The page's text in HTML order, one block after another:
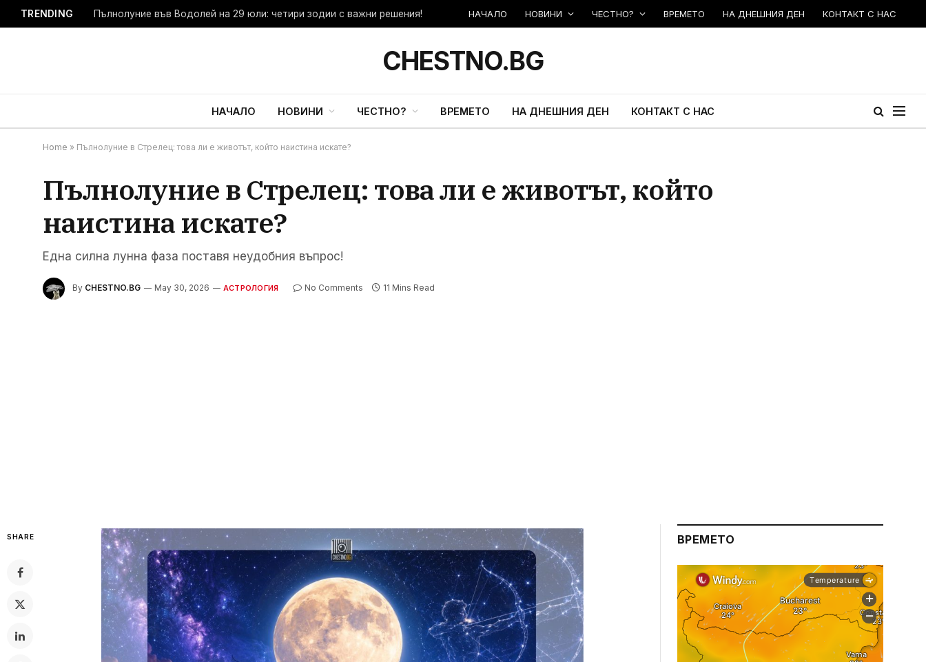
TRENDING Пълнолуние във Водолей на 29 юли: четири зодии с важни решения! НАЧАЛО НОВИНИ ЧЕСТНО? ВРЕМЕТО НА ДНЕШНИЯ ДЕН КОНТАКТ С НАС
CHESTNO.BG
НАЧАЛО НОВИНИ ЧЕСТНО? ВРЕМЕТО НА ДНЕШНИЯ ДЕН КОНТАКТ С НАС
Home » Пълнолуние в Стрелец: това ли е животът, който наистина искате?
Пълнолуние в Стрелец: това ли е животът, който
наистина искате?
Една силна лунна фаза поставя неудобния въпрос!
By CHESTNO.BG May 30, 2026 АСТРОЛОГИЯ No Comments 11 Mins Read
SHARE ВРЕМЕТО